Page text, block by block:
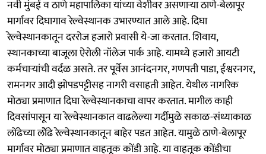
नवी मुंबई व ठाणे महापालिका यांच्या वेशीवर असणाऱ्या ठाणे-बेलापूर
मार्गावर दिघागाव रेल्वेस्थानक उभारण्यात आले आहे. दिघा
रेल्वेस्थानकातून दररोज हजारो प्रवासी ये-जा करतात. शिवाय,
स्‍थानकाच्या बाजूला ऐरोली नॉलेज पार्क आहे. यामध्ये हजारो आयटी
कर्मचाऱ्यांची वर्दळ असते. तर पूर्वेस आनंदनगर, गणपती पाडा, ईश्वरनगर,
रामनगर आदी झोपडपट्टीसह नागरी वसाहती आहेत. येथील नागरिक
मोठ्या प्रमाणात दिघा रेल्वेस्थानकाचा वापर करतात. मागील काही
दिवसांपासून या रेल्वेस्थानकात वाढलेल्या गर्दीमुळे सकाळ-संध्याकाळ
लोंढेच्या लोेंढे रेल्वेस्थानकातून बाहेर पडत आहेत. यामुळे ठाणे-बेलापूर
मार्गावर मोठ्या प्रमाणात वाहतूक कोंडी आहे. या वाहतूक कोंडीचा